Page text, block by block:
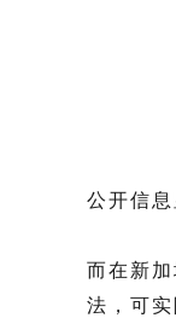
公开信
而在新
法，可